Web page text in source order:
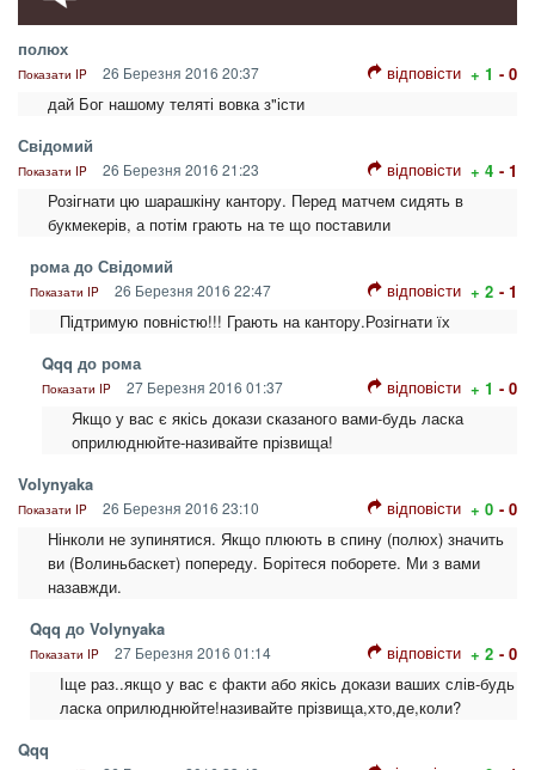
полюх
Показати IP 26 Березня 2016 20:37 відповісти + 1 - 0
дай Бог нашому теляті вовка з"істи
Свідомий
Показати IP 26 Березня 2016 21:23 відповісти + 4 - 1
Розігнати цю шарашкіну кантору. Перед матчем сидять в
букмекерів, а потім грають на те що поставили
рома до Свідомий
Показати IP 26 Березня 2016 22:47 відповісти + 2 - 1
Підтримую повністю!!! Грають на кантору.Розігнати їх
Qqq до рома
Показати IP 27 Березня 2016 01:37 відповісти + 1 - 0
Якщо у вас є якісь докази сказаного вами-будь ласка
оприлюднюйте-називайте прізвища!
Volynyaka
Показати IP 26 Березня 2016 23:10 відповісти + 0 - 0
Нінколи не зупинятися. Якщо плюють в спину (полюх) значить
ви (Волиньбаскет) попереду. Борітеся поборете. Ми з вами
назавжди.
Qqq до Volynyaka
Показати IP 27 Березня 2016 01:14 відповісти + 2 - 0
Іще раз..якщо у вас є факти або якісь докази ваших слів-будь
ласка оприлюднюйте!називайте прізвища,хто,де,коли?
Qqq